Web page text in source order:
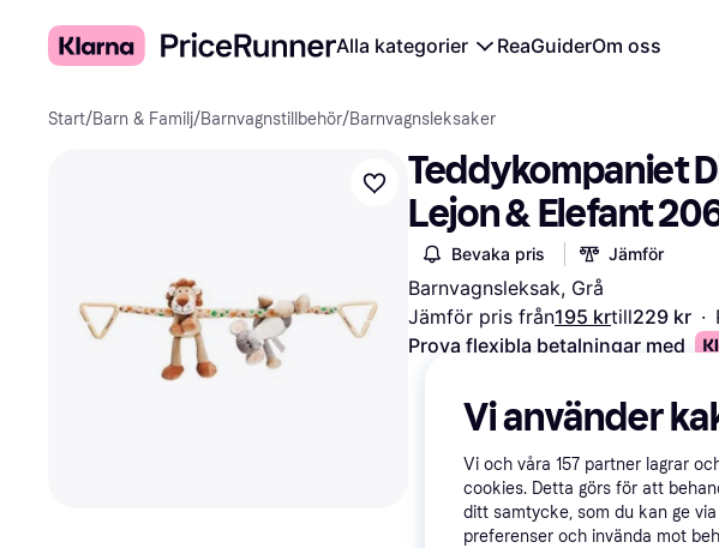
Alla kategorier ReaGuiderOm oss
Start/Barn & Familj/Barnvagnstillbehör/Barnvagnsleksaker
Teddykompaniet
Lejon & Elefant
Bevaka pris Jämför
Barnvagnsleksak, Grå
Jämför pris från195 krtill229 kr ·
Prova flexibla betalningar med
Vi använder
Vi och våra 157 partner lagrar
cookies. Detta görs för att
ditt samtycke, som du kan ge
preferenser och invända mot